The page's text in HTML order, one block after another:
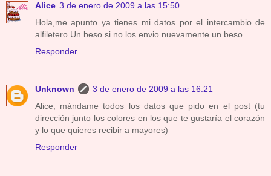
Alice 3 de enero de 2009 a las 15:50
Hola,me apunto ya tienes mi datos por el intercambio de
alfiletero.Un beso si no los envio nuevamente.un beso
Responder
Unknown
3 de enero de 2009 a las 16:21
Alice, mándame todos los datos que pido en el post (tu
dirección junto los colores en los que te gustaría el corazón
y lo que quieres recibir a mayores)
Responder